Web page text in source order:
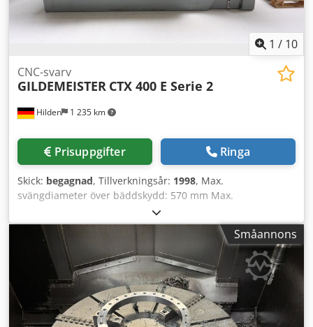
1 / 10
Hilden 1 235 km
CNC-svarv
GILDEMEISTER CTX 400 E Serie 2
Prisuppgifter Ringa
Skick: begagnad, Tillverkningsår: 1998, Max.
svängdiameter över bäddskydd: 570 mm Max.
svängdiameter över plansläde: 420 mm Styrsystem:
Heidenhain CNC PILOT Längsgående slag: 635 mm
Tvärslag: 220 mm Spindelhål: 79 mm Spetsavstånd: 1000
mm Chuckdiameter: 250 mm Dubbdocka upptagning: MK 4
Längsmatningshastighet: 0,025-24 000 mm/min
Planmatningshastighet: 0,025-20 000 mm/min
Längsmatningskraft: 7 000 N Planmatningskraft: 3 500 N
Total effektbehov: 44 kW Maskinvikt ca: 5,7 t
Småannons